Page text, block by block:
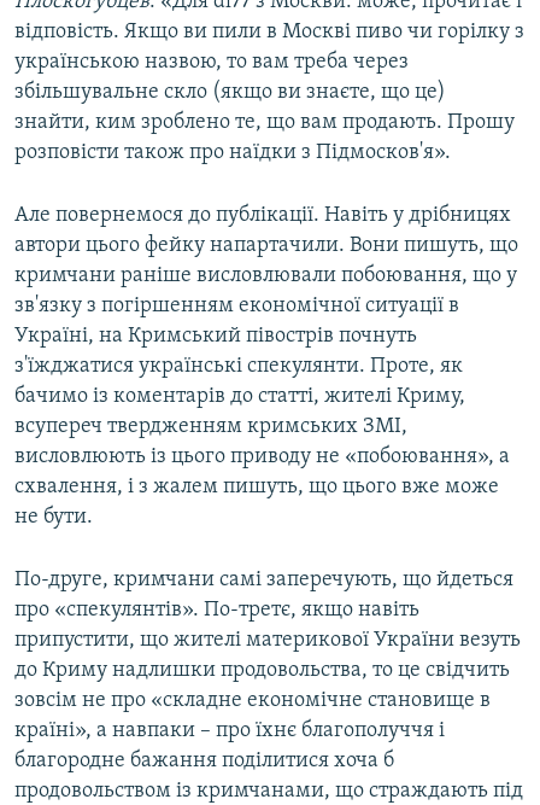
відповість. Якщо ви пили в Москві пиво чи горілку з
українською назвою, то вам треба через
збільшувальне скло (якщо ви знаєте, що це)
знайти, ким зроблено те, що вам продають. Прошу
розповісти також про наїдки з Підмосков'я».
Але повернемося до публікації. Навіть у дрібницях
автори цього фейку напартачили. Вони пишуть, що
кримчани раніше висловлювали побоювання, що у
зв'язку з погіршенням економічної ситуації в
Україні, на Кримський півострів почнуть
з'їжджатися українські спекулянти. Проте, як
бачимо із коментарів до статті, жителі Криму,
всупереч твердженням кримських ЗМІ,
висловлюють із цього приводу не «побоювання», а
схвалення, і з жалем пишуть, що цього вже може
не бути.
По-друге, кримчани самі заперечують, що йдеться
про «спекулянтів». По-третє, якщо навіть
припустити, що жителі материкової України везуть
до Криму надлишки продовольства, то це свідчить
зовсім не про «складне економічне становище в
країні», а навпаки – про їхнє благополуччя і
благородне бажання поділитися хоча б
продовольством із кримчанами, що страждають під